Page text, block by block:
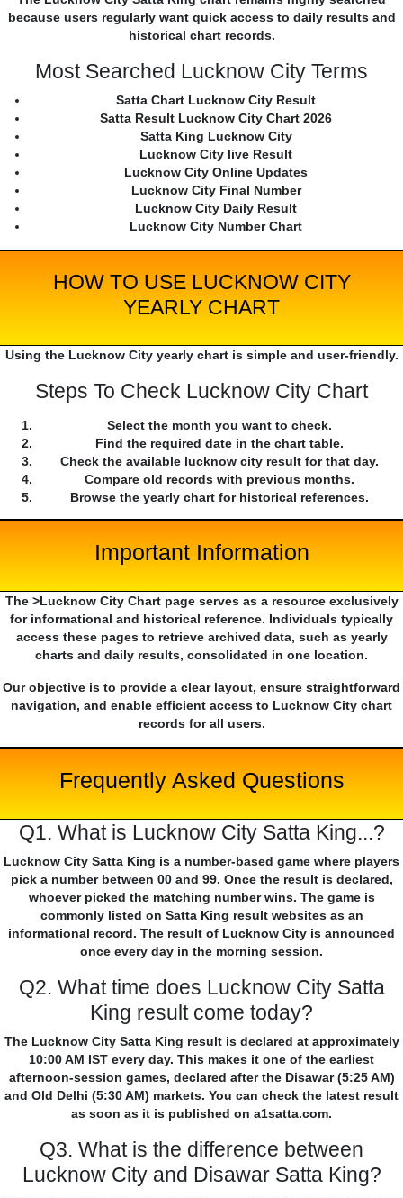
because users regularly want quick access to daily results and
historical chart records.
Most Searched Lucknow City Terms
Satta Chart Lucknow City Result
Satta Result Lucknow City Chart 2026
Satta King Lucknow City
Lucknow City live Result
Lucknow City Online Updates
Lucknow City Final Number
Lucknow City Daily Result
Lucknow City Number Chart
HOW TO USE LUCKNOW CITY
YEARLY CHART
Using the Lucknow City yearly chart is simple and user-friendly.
Steps To Check Lucknow City Chart
Select the month you want to check.
Find the required date in the chart table.
Check the available lucknow city result for that day.
Compare old records with previous months.
Browse the yearly chart for historical references.
Important Information
The >Lucknow City Chart page serves as a resource exclusively
for informational and historical reference. Individuals typically
access these pages to retrieve archived data, such as yearly
charts and daily results, consolidated in one location.
Our objective is to provide a clear layout, ensure straightforward
navigation, and enable efficient access to Lucknow City chart
records for all users.
Frequently Asked Questions
Q1. What is Lucknow City Satta King...?
Lucknow City Satta King is a number-based game where players
pick a number between 00 and 99. Once the result is declared,
whoever picked the matching number wins. The game is
commonly listed on Satta King result websites as an
informational record. The result of Lucknow City is announced
once every day in the morning session.
Q2. What time does Lucknow City Satta
King result come today?
The Lucknow City Satta King result is declared at approximately
10:00 AM IST every day. This makes it one of the earliest
afternoon-session games, declared after the Disawar (5:25 AM)
and Old Delhi (5:30 AM) markets. You can check the latest result
as soon as it is published on a1satta.com.
Q3. What is the difference between
Lucknow City and Disawar Satta King?